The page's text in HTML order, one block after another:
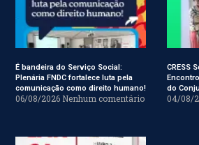
É bandeira do Serviço Social:
Plenária FNDC fortalece luta pela
comunicação como direito humano!
06/08/2026 Nenhum comentário
CRESS
do
04/08/